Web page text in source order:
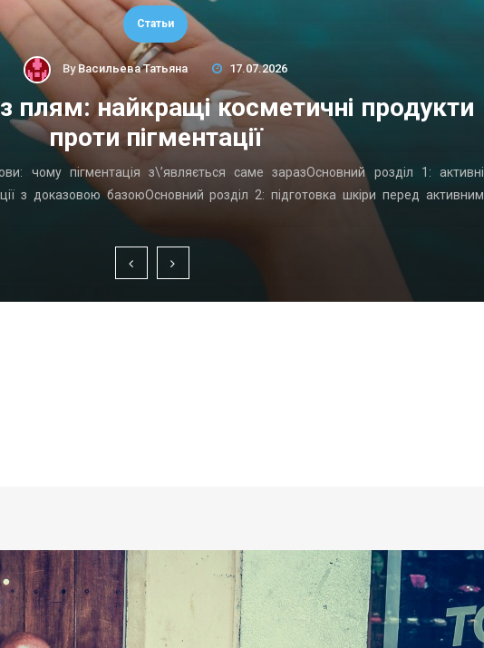
Статьи
By Васильева Татьяна 17.07.2026
плям: найкращі косметичні продукти
проти пігментації
чому пігментація з\’являється саме заразОсновний розділ 1: активні
з доказовою базоюОсновний розділ 2: підготовка шкіри перед активним